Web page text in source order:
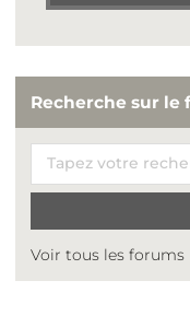
Recherche sur le
Voir tous les forums